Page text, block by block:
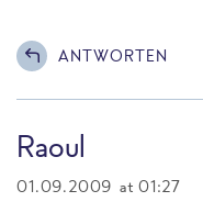
ANTWORTEN
Raoul
01.09.2009 at 01:27